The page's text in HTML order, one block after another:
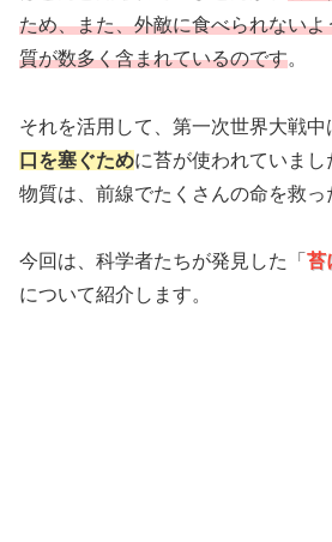
ため、また、外敵に食べられない
質が数多く含まれているのです。
それを活用して、第一次世界大戦
口を塞ぐために苔が使われていま
物質は、前線でたくさんの命を救っ
今回は、科学者たちが発見した「 苔
について紹介します。